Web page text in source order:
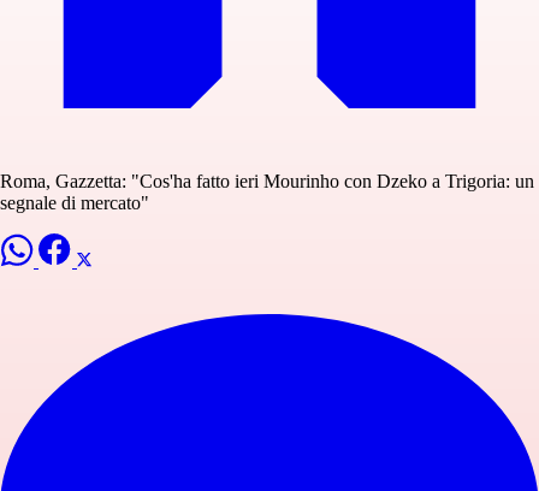
Roma, Gazzetta: "Cos'ha fatto ieri Mourinho con Dzeko a Trigoria: un
segnale di mercato"